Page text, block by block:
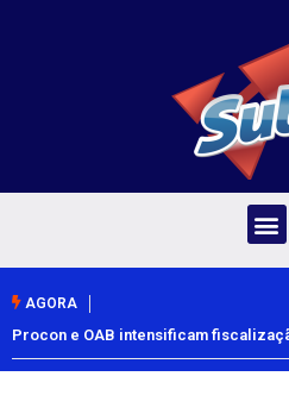
AGORA
Procon e OAB intensificam
Pais